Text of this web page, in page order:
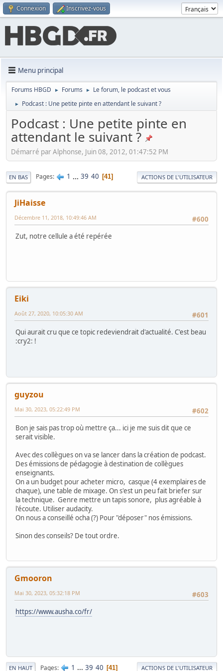
Connexion Inscrivez-vous
Menu principal
Forums HBGD ► Forums ► Le forum, le podcast et vous
► Podcast : Une petite pinte en attendant le suivant ?
Podcast : Une petite pinte en
attendant le suivant ?
Démarré par Alphonse, Juin 08, 2012, 01:47:52 PM
EN BAS Pages 1 ... 39 40 41 ACTIONS DE L'UTILISATEUR
JiHaisse
#600
Décembre 11, 2018, 10:49:46 AM
Zut, notre cellule a été repérée
Eiki
#601
Août 27, 2020, 10:05:30 AM
Qui aurait cru que ce topic redeviendrait d'actualité. C'est beau
:cry2: !
guyzou
#602
Mai 30, 2023, 05:22:49 PM
Bon je sais pas trop où mettre ça... ici je me suis dit que ce
serait visible.
Avec des collègues on va se lancer dans la création de podcast.
Des émissions de pédagogie à destination de collègues
enseignants.
On a un budget pour acheter micro, casque (4 exemplaires de
chaque), une table de mixage. On s'est un peu fait briefer sur
la technique. Genre mettre un tapis sonore, plus agréable à
l'écoute. Utiliser audacity.
On nous a conseillé ocha (?) Pour "déposer" nos émissions.
Sinon des conseils? De tout ordre.
Gmooron
#603
Mai 30, 2023, 05:32:18 PM
https://www.ausha.co/fr/
EN HAUT Pages 1 ... 39 40 41 ACTIONS DE L'UTILISATEUR